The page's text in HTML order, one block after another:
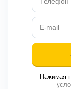
Нажимая